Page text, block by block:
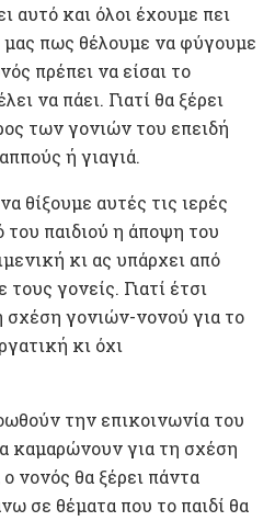
αυτό και όλοι έχουμε πει
πως θέλουμε να φύγουμε
πρέπει να είσαι το
να πάει. Γιατί θα ξέρει
των γονιών του επειδή
ή γιαγιά.
θίξουμε αυτές τις ιερές
του παιδιού η άποψη του
κι ας υπάρχει από
γονείς. Γιατί έτσι
σχέση γονιών-νονού για το
κι όχι
την επικοινωνία του
καμαρώνουν για τη σχέση
νονός θα ξέρει πάντα
σε θέματα που το παιδί θα